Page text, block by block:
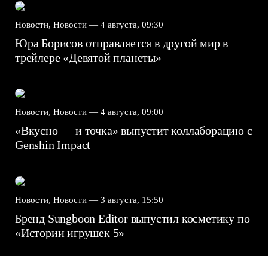
Новости, Новости — 4 августа, 09:30
Юра Борисов отправляется в другой мир в
трейлере «Девятой планеты»
Новости, Новости — 4 августа, 09:00
«Вкусно — и точка» выпустит коллаборацию с
Genshin Impact⁠⁠
Новости, Новости — 3 августа, 15:50
Бренд Sungboon Editor выпустил косметику по
«Истории игрушек 5»